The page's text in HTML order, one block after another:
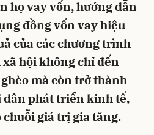
họ vay vốn, hướng dẫn
đồng vốn vay hiệu
của các chương trình
hội không chỉ đến
mà còn trở thành
dân phát triển kinh tế,
giá trị gia tăng.